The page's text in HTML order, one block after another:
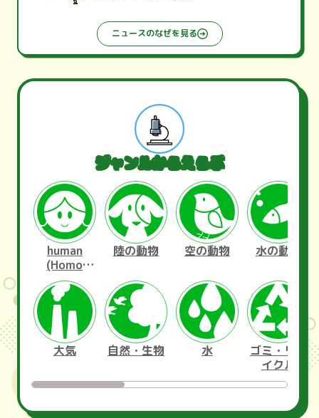
ニュースのなぜを見る
ジャンルからえらぶ
human
(Homo
sapiens)
陸の動物 空の動物 水の動物
大気 自然・生物 水
ゴミ・リサ
イクル